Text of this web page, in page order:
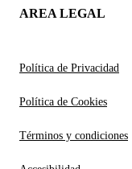
AREA LEGAL
Política de Privacidad
Política de Cookies
Términos y condiciones